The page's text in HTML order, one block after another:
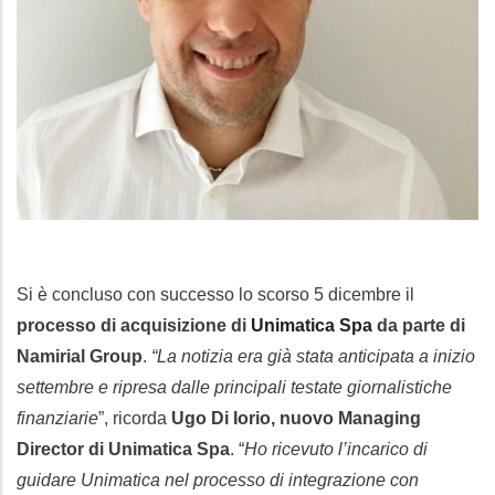
Si è concluso con successo lo scorso 5 dicembre il
processo di acquisizione di Unimatica Spa da parte di
Namirial Group. “La notizia era già stata anticipata a inizio
settembre e ripresa dalle principali testate giornalistiche
finanziarie”, ricorda Ugo Di Iorio, nuovo Managing
Director di Unimatica Spa. “Ho ricevuto l’incarico di
guidare Unimatica nel processo di integrazione con